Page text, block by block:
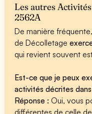
Les autres
2562A
De manière
de Décolletage
qui revient souvent
Est-ce que je peux
activités décrites
Réponse :Oui, vous
différentes de celle